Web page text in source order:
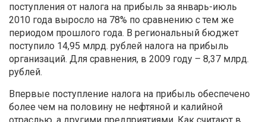
поступления от налога на прибыль за январь-июль
2010 года выросло на 78% по сравнению с тем же
периодом прошлого года. В региональный бюджет
поступило 14,95 млрд. рублей налога на прибыль
организаций. Для сравнения, в 2009 году – 8,37 млрд.
рублей.
Впервые поступление налога на прибыль обеспечено
более чем на половину не нефтяной и калийной
отраслью, а другими предприятиями. Как считают в